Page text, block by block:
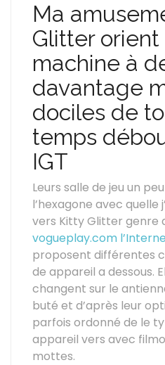
Ma
Glitter orient
machine à
davantage
dociles de
temps
IGT
Leurs salle de jeu un
l’hexagone avec quelle
vers Kitty Glitter genre
vogueplay.com
proposent différentes
de appareil a dessous.
changent sur le
buté et d’après leur
parfois ordonné de le
appareil vers avec
mottes.